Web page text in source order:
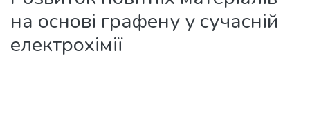
на основі графену у сучасній
електрохімії